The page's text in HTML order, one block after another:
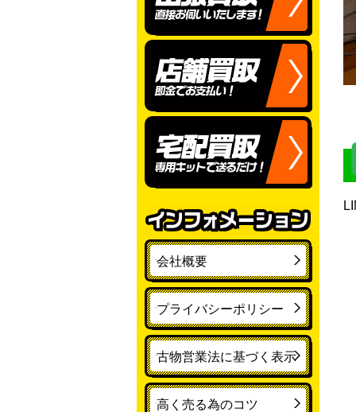
会社概要
プライバシーポリシー
古物営業法に基づく表示
高く売る為のコツ